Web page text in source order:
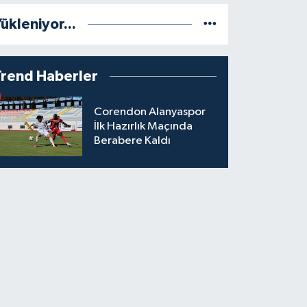
Haberler
Corendon Alanyaspor
İlk Hazırlık Maçında
Berabere Kaldı